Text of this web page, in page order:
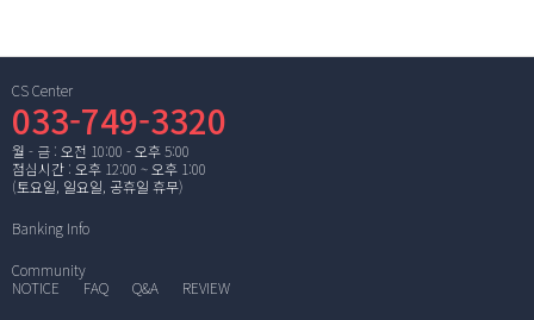
CS Center
033-749-3320
월 - 금 : 오전 10:00 - 오후 5:00
점심시간 : 오후 12:00 ~ 오후 1:00
(토요일, 일요일, 공휴일 휴무)
Banking Info
Community
NOTICE
FAQ Q&A REVIEW